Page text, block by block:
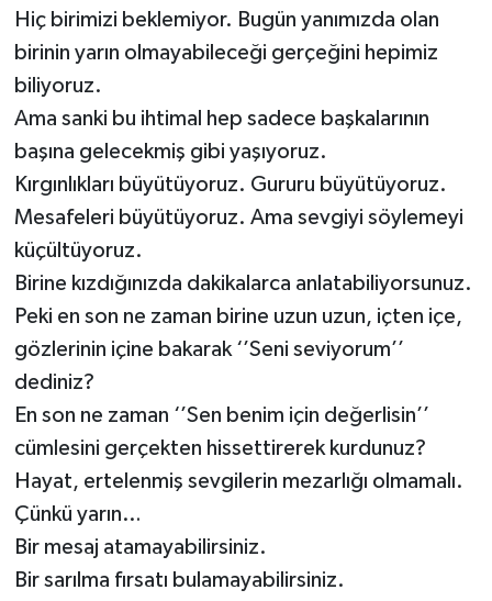
Hiç birimizi beklemiyor. Bugün yanımızda olan
birinin yarın olmayabileceği gerçeğini hepimiz
biliyoruz.
Ama sanki bu ihtimal hep sadece başkalarının
başına gelecekmiş gibi yaşıyoruz.
Kırgınlıkları büyütüyoruz. Gururu büyütüyoruz.
Mesafeleri büyütüyoruz. Ama sevgiyi söylemeyi
küçültüyoruz.
Birine kızdığınızda dakikalarca anlatabiliyorsunuz.
Peki en son ne zaman birine uzun uzun, içten içe,
gözlerinin içine bakarak ‘’Seni seviyorum’’
dediniz?
En son ne zaman ‘’Sen benim için değerlisin’’
cümlesini gerçekten hissettirerek kurdunuz?
Hayat, ertelenmiş sevgilerin mezarlığı olmamalı.
Çünkü yarın…
Bir mesaj atamayabilirsiniz.
Bir sarılma fırsatı bulamayabilirsiniz.
Spor
Teknoloji
Türkiye
Video Haber
Yaşam
Yeme-İçme